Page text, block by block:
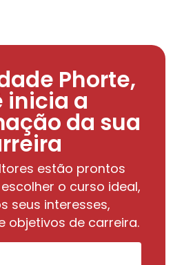
Phorte,
inicia a
da sua
estão prontos
o curso ideal,
seus interesses,
objetivos de carreira.